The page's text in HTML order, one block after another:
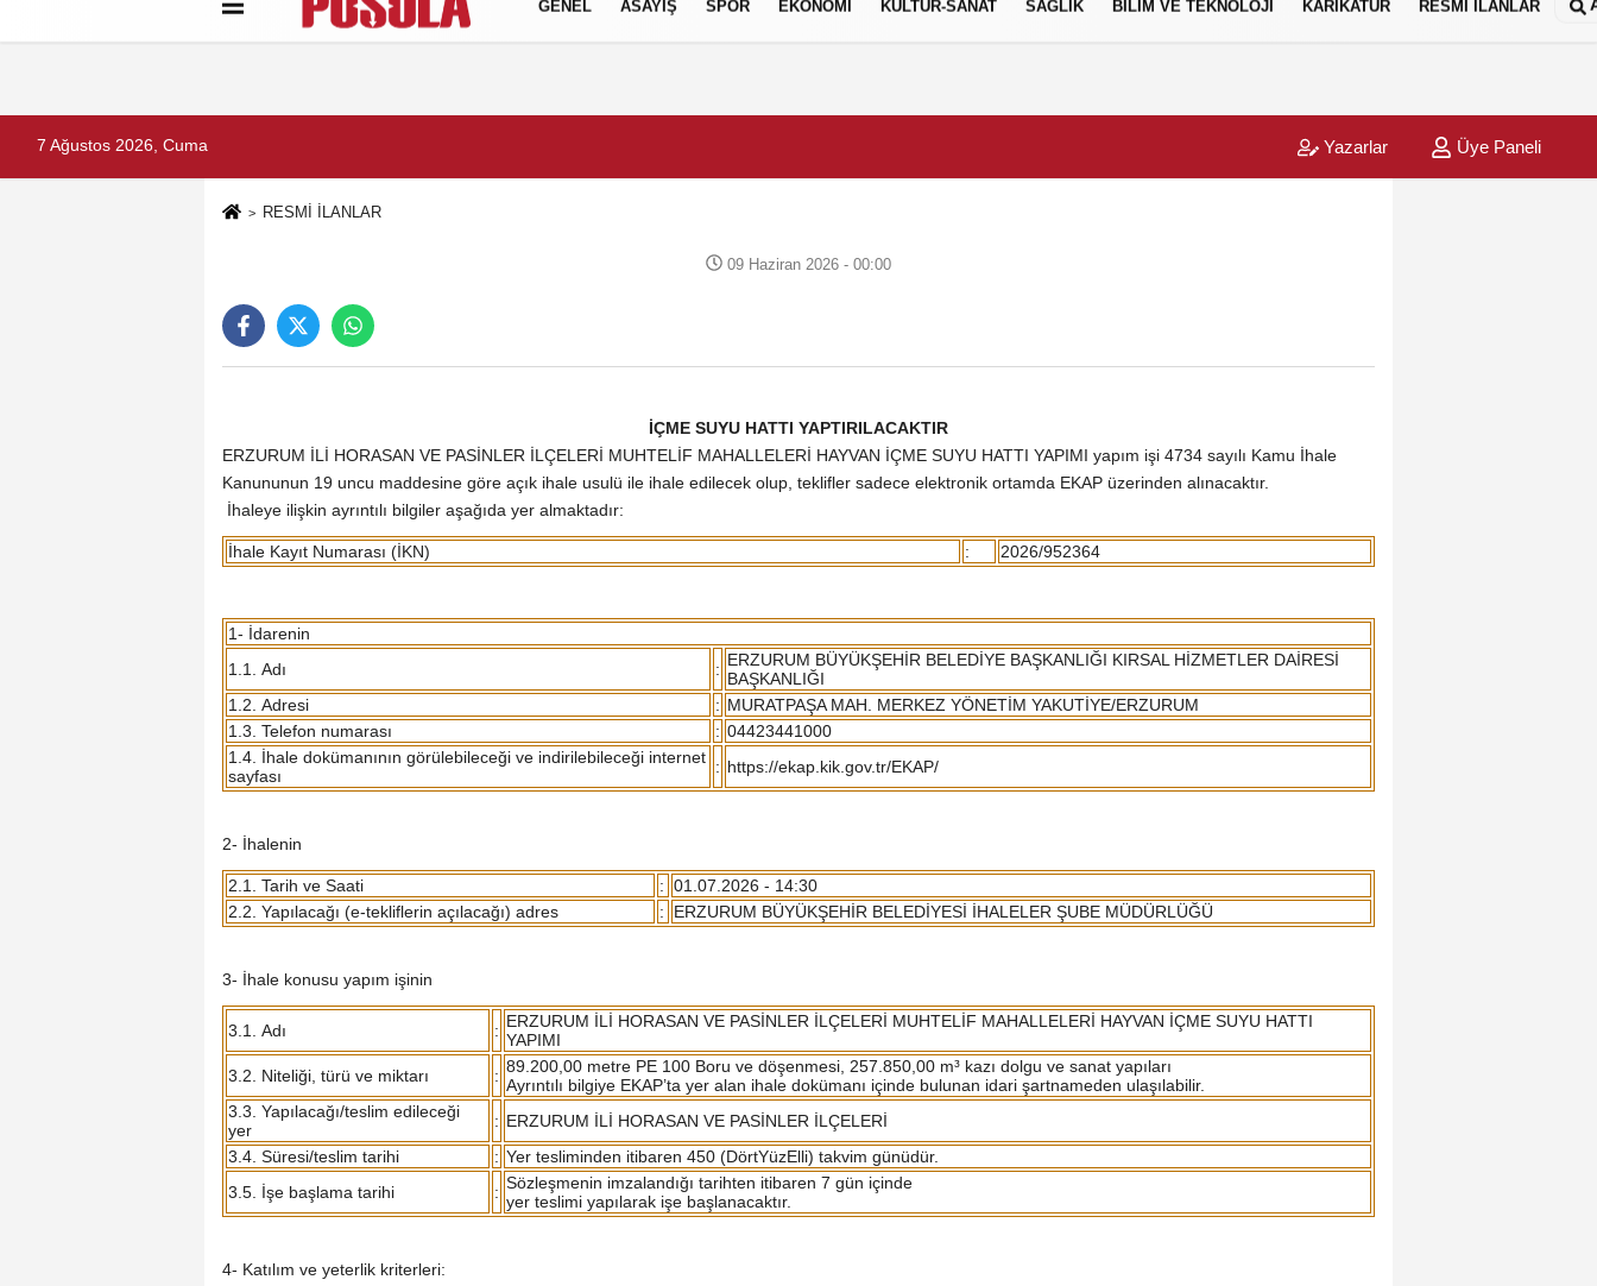
İletişim Gizlilik Politikası
GENEL ASAYİŞ SPOR EKONOMİ KÜLTÜR-SANAT SAĞLIK BİLİM VE TEKNOLOJİ KARİKATÜR RESMİ İLANLAR
7 Ağustos 2026, Cuma Yazarlar Üye Paneli
RESMİ İLANLAR
09 Haziran 2026 - 00:00
İÇME SUYU HATTI YAPTIRILACAKTIR
ERZURUM İLİ HORASAN VE PASİNLER İLÇELERİ MUHTELİF MAHALLELERİ HAYVAN İÇME SUYU HATTI YAPIMI yapım işi 4734 sayılı Kamu İhale
Kanununun 19 uncu maddesine göre açık ihale usulü ile ihale edilecek olup, teklifler sadece elektronik ortamda EKAP üzerinden alınacaktır.
İhaleye ilişkin ayrıntılı bilgiler aşağıda yer almaktadır:
İhale Kayıt Numarası (İKN) : 2026/952364
1- İdarenin
1.1. Adı
: ERZURUM BÜYÜKŞEHİR BELEDİYE BAŞKANLIĞI KIRSAL HİZMETLER DAİRESİ
BAŞKANLIĞI
1.2. Adresi
: MURATPAŞA MAH. MERKEZ YÖNETİM YAKUTİYE/ERZURUM
1.3. Telefon numarası
: 04423441000
1.4. İhale dokümanının görülebileceği ve indirilebileceği internet
sayfası
: https://ekap.kik.gov.tr/EKAP/
2- İhalenin
2.1. Tarih ve Saati : 01.07.2026 - 14:30
2.2. Yapılacağı (e-tekliflerin açılacağı) adres
: ERZURUM BÜYÜKŞEHİR BELEDİYESİ İHALELER ŞUBE MÜDÜRLÜĞÜ
3- İhale konusu yapım işinin
3.1. Adı : ERZURUM İLİ HORASAN VE PASİNLER İLÇELERİ MUHTELİF MAHALLELERİ HAYVAN İÇME SUYU HATTI
YAPIMI
3.2. Niteliği, türü ve miktarı
: 89.200,00 metre PE 100 Boru ve döşenmesi, 257.850,00 m³ kazı dolgu ve sanat yapıları
Ayrıntılı bilgiye EKAP’ta yer alan ihale dokümanı içinde bulunan idari şartnameden ulaşılabilir.
3.3. Yapılacağı/teslim edileceği
yer
: ERZURUM İLİ HORASAN VE PASİNLER İLÇELERİ
3.4. Süresi/teslim tarihi
: Yer tesliminden itibaren 450 (DörtYüzElli) takvim günüdür.
3.5. İşe başlama tarihi
: Sözleşmenin imzalandığı tarihten itibaren 7 gün içinde
yer teslimi yapılarak işe başlanacaktır.
4- Katılım ve yeterlik kriterleri: